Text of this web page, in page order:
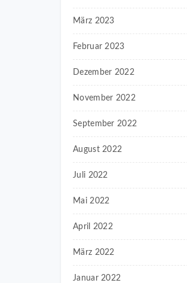
März 2023
Februar 2023
Dezember 2022
November 2022
September 2022
August 2022
Juli 2022
Mai 2022
April 2022
März 2022
Januar 2022